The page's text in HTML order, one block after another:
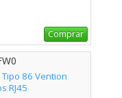
Comprar
86 Vention
RJ45